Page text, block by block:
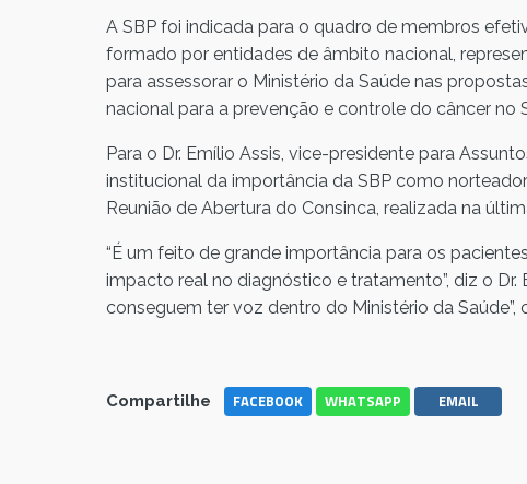
A SBP foi indicada para o quadro de membros
formado por entidades de âmbito nacional,
para assessorar o Ministério da Saúde nas
nacional para a prevenção e controle do câncer no
Para o Dr. Emílio Assis, vice-presidente para
institucional da importância da SBP como
Reunião de Abertura do Consinca, realizada na
“É um feito de grande importância para os
impacto real no diagnóstico e tratamento”, diz o
conseguem ter voz dentro do Ministério da Saúde”,
Compartilhe FACEBOOK WHATSAPP EMAIL